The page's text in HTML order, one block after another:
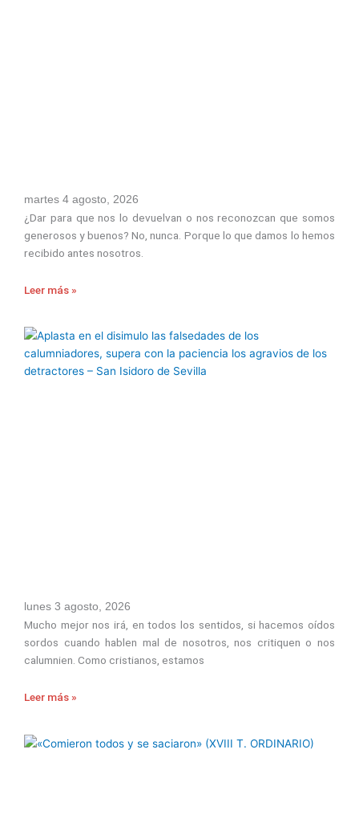
martes 4 agosto, 2026
¿Dar para que nos lo devuelvan o nos reconozcan que somos
generosos y buenos? No, nunca. Porque lo que damos lo hemos
recibido antes nosotros.
Leer más »
lunes 3 agosto, 2026
Mucho mejor nos irá, en todos los sentidos, si hacemos oídos
sordos cuando hablen mal de nosotros, nos critiquen o nos
calumnien. Como cristianos, estamos
Leer más »